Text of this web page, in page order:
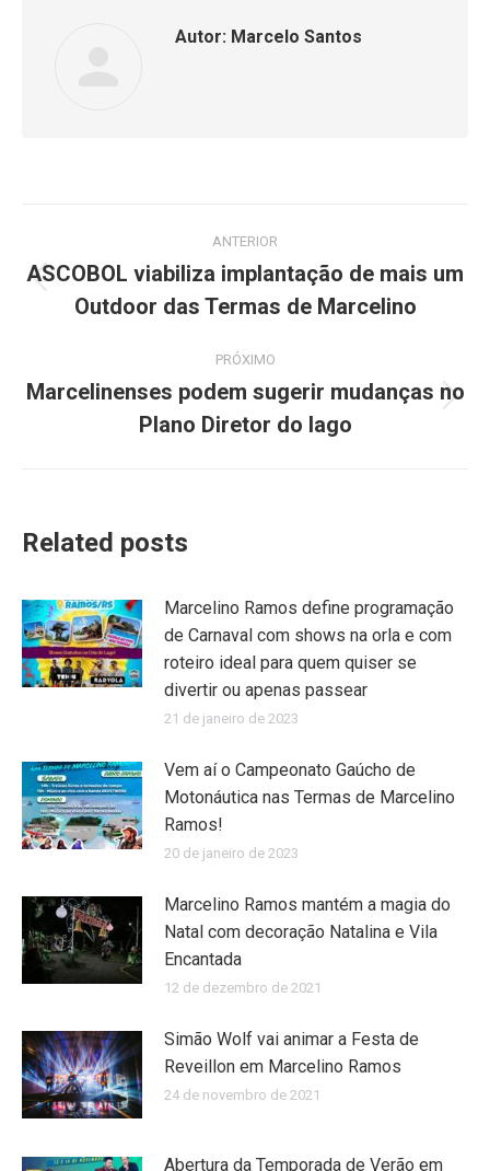
Autor: Marcelo Santos
de
post:
ANTERIOR
Post
anterior:
ASCOBOL viabiliza implantação de mais um
Outdoor das Termas de Marcelino
PRÓXIMO
Próximo
post:
Marcelinenses podem sugerir mudanças no
Plano Diretor do lago
Related posts
Marcelino Ramos define programação
de Carnaval com shows na orla e com
roteiro ideal para quem quiser se
divertir ou apenas passear
21 de janeiro de 2023
Vem aí o Campeonato Gaúcho de
Motonáutica nas Termas de Marcelino
Ramos!
20 de janeiro de 2023
Marcelino Ramos mantém a magia do
Natal com decoração Natalina e Vila
Encantada
12 de dezembro de 2021
Simão Wolf vai animar a Festa de
Reveillon em Marcelino Ramos
24 de novembro de 2021
Abertura da Temporada de Verão em